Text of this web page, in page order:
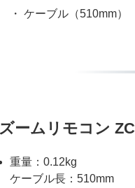
・ ケーブル（510mm）
ズームリモコン
重量：0.12kg
ケーブル長：510mm